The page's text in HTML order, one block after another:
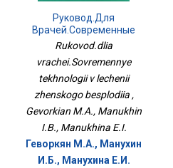
Руковод.для
Врачей.Современные
Технологии В Лечении
Rukovod.dlia
vrachei.Sovremennye
tekhnologii v lechenii
zhenskogo besplodiia ,
Gevorkian M.A., Manukhin
I.B., Manukhina E.I.
Геворкян М.А., Манухин
И.Б., Манухина Е.И.